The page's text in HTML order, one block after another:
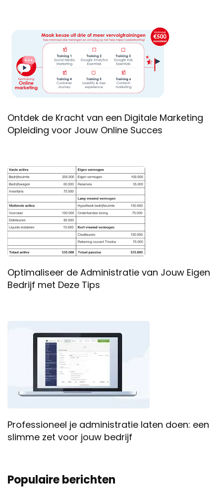
Ontdek de Kracht van een Digitale Marketing
Opleiding voor Jouw Online Succes
Optimaliseer de Administratie van Jouw Eigen
Bedrijf met Deze Tips
Professioneel je administratie laten doen: een
slimme zet voor jouw bedrijf
Populaire berichten